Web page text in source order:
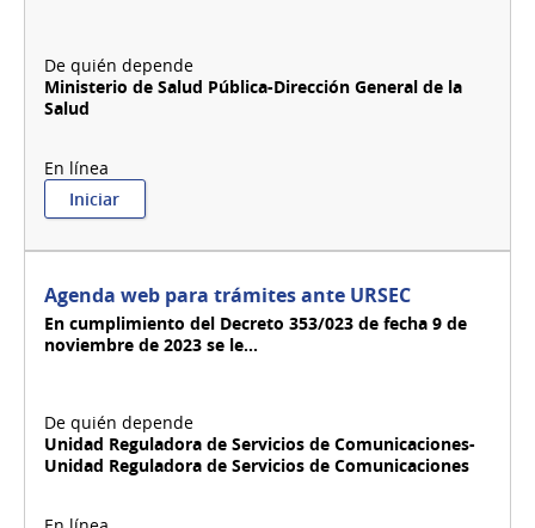
Ministerio de Salud Pública-Dirección General de la
Salud
Iniciar:
Agenda
retiro
de
recetarios
devueltos
Agenda web para trámites ante URSEC
En cumplimiento del Decreto 353/023 de fecha 9 de
noviembre de 2023 se le...
Unidad Reguladora de Servicios de Comunicaciones-
Unidad Reguladora de Servicios de Comunicaciones